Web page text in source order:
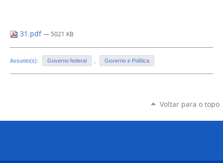
31.pdf — 5021 KB
Assunto(s): Governo federal Governo e Política
Voltar para o topo